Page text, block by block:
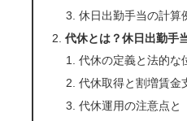
休日出勤手当の計算
代休とは？休日出勤手
代休の定義と法的な
代休取得と割増賃金
代休運用の注意点と